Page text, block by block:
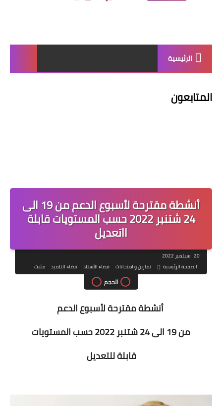
الرئيسية
المتابعون
أنشطة مقترحة لأسبوع الدعم من 19 الى
24 شتنبر 2022 حسب المستويات قابلة
ااتعديل
20 سبتمبر 2022
الصفحة الرئيسية
تمارين و امتحانات فضاء الأستاذ فضاء التلميذ مثبت
الحجم
أنشطة مقترحة لأسبوع الدعم
من 19 الى 24 شتنبر 2022 حسب المستويات
قابلة للتعديل